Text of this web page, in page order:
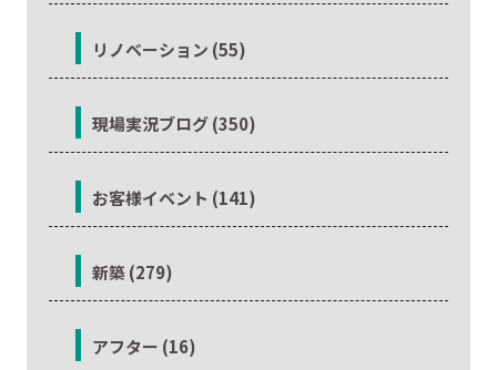
リノベーション (55)
現場実況ブログ (350)
お客様イベント (141)
新築 (279)
アフター (16)